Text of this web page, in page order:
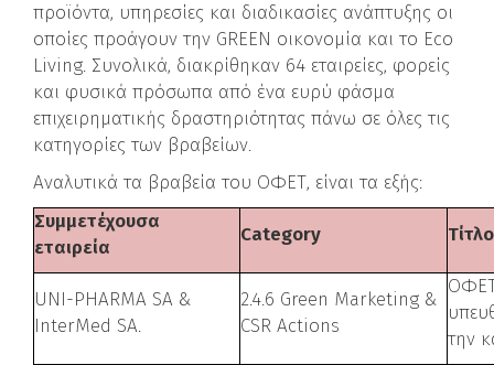
προϊόντα, υπηρεσίες και διαδικασίες ανάπτυξης οι
οποίες προάγουν την GREEN οικονομία και το Eco
Living. Συνολικά, διακρίθηκαν 64 εταιρείες, φορείς
και φυσικά πρόσωπα από ένα ευρύ φάσμα
επιχειρηματικής δραστηριότητας πάνω σε όλες τις
κατηγορίες των βραβείων.
Αναλυτικά τα βραβεία του ΟΦΕΤ, είναι τα εξής:
Συμμετέχουσα
εταιρεία
Category
UNI-PHARMA SA &
InterMed SA.
2.4.6 Green Marketing &
CSR Actions
την